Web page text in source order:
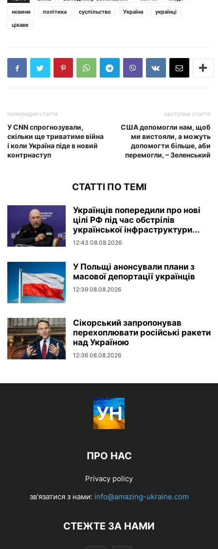
новини
політика суспільство Україна
українці
цікаве
попередня стаття
У CNN спрогнозували,
скільки ще триватиме війна
і коли Україна піде в новий
контрнаступ
наступна стаття
США допомогли нам, щоб
ми вистояли, а можуть
допомогти більше, аби
перемогли, – Зеленський
СТАТТІ ПО ТЕМІ
Українців попередили про нові
цілі РФ під час обстрілів
української інфраструктури...
12:43 08.08.2026
У Польщі анонсували плани з
масової депортації українців
12:39 08.08.2026
Сікорський запропонував
перехоплювати російські ракети
над Україною
12:36 08.08.2026
ПРО НАС
Privacy policy
зв'язатися з нами: info@amazing-ukraine.com
СТЕЖТЕ ЗА НАМИ